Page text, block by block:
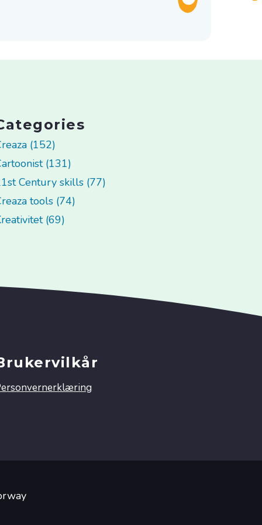
(152)
(131)
Century skills (77)
tools (74)
(69)